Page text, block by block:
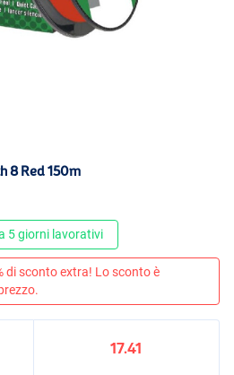
8 Red 150m
5 giorni lavorativi
di sconto extra! Lo sconto è
17.41